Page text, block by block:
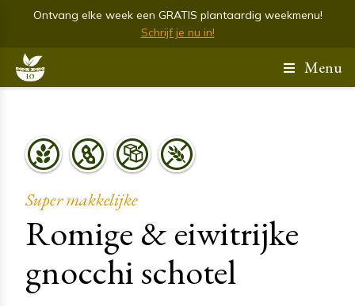
Ontvang elke week een GRATIS plantaardig weekmenu!
Schrijf je nu in!
Menu
Super makkelijke
Romige & eiwitrijke
gnocchi schotel